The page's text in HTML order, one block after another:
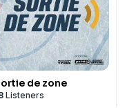
de zone
Listeners